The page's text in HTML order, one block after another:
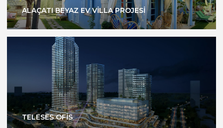
ALAÇATI BEYAZ EV VİLLA PROJESİ
TELESES OFİS